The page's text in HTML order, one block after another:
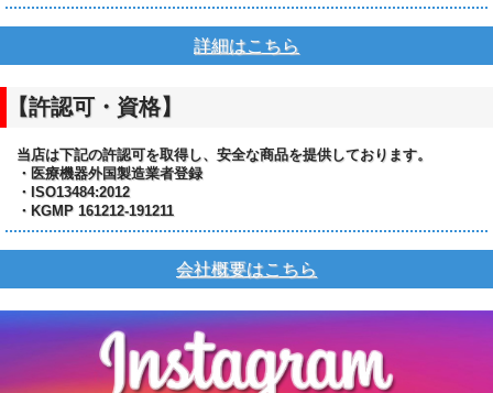
詳細はこちら
【許認可・資格】
当店は下記の許認可を取得し、安全な商品を提供しております。
・医療機器外国製造業者登録
・ISO13484:2012
・KGMP 161212-191211
会社概要はこちら